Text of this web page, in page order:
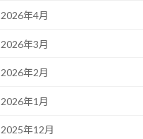
2026年4月
2026年3月
2026年2月
2026年1月
2025年12月